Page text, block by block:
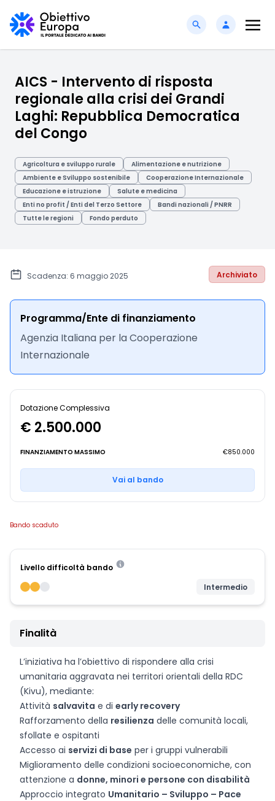
AICS - Intervento di risposta
regionale alla crisi dei Grandi
Laghi: Repubblica Democratica
del Congo
Agricoltura e sviluppo rurale
Alimentazione e nutrizione
Ambiente e Sviluppo sostenibile
Cooperazione Internazionale
Educazione e istruzione
Salute e medicina
Enti no profit / Enti del Terzo Settore
Bandi nazionali / PNRR
Tutte le regioni
Fondo perduto
Scadenza: 6 maggio 2025 Archiviato
Programma/Ente di finanziamento
Agenzia Italiana per la Cooperazione
Internazionale
Dotazione Complessiva
€ 2.500.000
FINANZIAMENTO MASSIMO €850.000
Vai al bando
Bando scaduto
Livello difficoltà bando
Intermedio
Finalità
L’iniziativa ha l’obiettivo di rispondere alla crisi
umanitaria aggravata nei territori orientali della RDC
(Kivu), mediante:
Attività salvavita e di early recovery
Rafforzamento della resilienza delle comunità locali,
sfollate e ospitanti
Accesso ai servizi di base per i gruppi vulnerabili
Miglioramento delle condizioni socioeconomiche, con
attenzione a donne, minori e persone con disabilità
Approccio integrato Umanitario – Sviluppo – Pace